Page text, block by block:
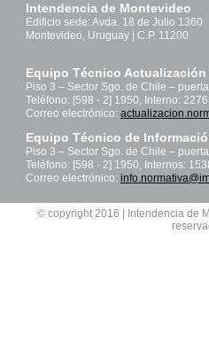
Intendencia de Montevideo
Edificio sede: Avda. 18 de Julio 1360
Montevideo, Uruguay | C.P. 11200
Equipo Técnico Actualización
Piso 3 – Sector Sgo. de Chile –
Teléfono: [598 - 2] 1950, Interno:
Correo electrónico:
Equipo Técnico de
Piso 3 – Sector Sgo. de Chile –
Teléfono: [598 - 2] 1950, Internos:
Correo electrónico:
© copyright 2016 | Intendencia de